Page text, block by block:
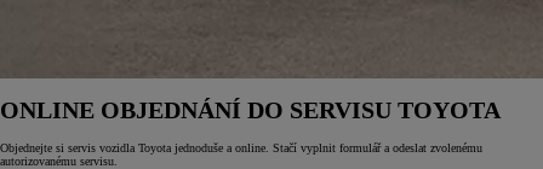
ONLINE OBJEDNÁNÍ DO SERVISU TOYOTA
Objednejte si servis vozidla Toyota jednoduše a online. Stačí vyplnit formulář a odeslat zvolenému
autorizovanému servisu.